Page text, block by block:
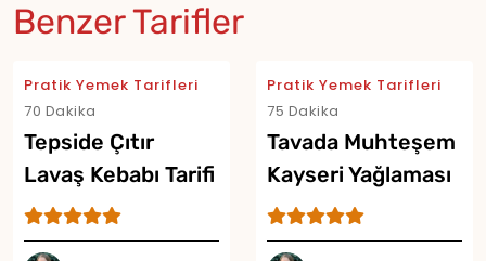
Benzer Tarifler
Pratik Yemek Tarifleri
70 Dakika
Tepside Çıtır
Lavaş Kebabı Tarifi
Pratik Yemek Tarifleri
75 Dakika
Tavada Muhteşem
Kayseri Yağlaması
Tarifi